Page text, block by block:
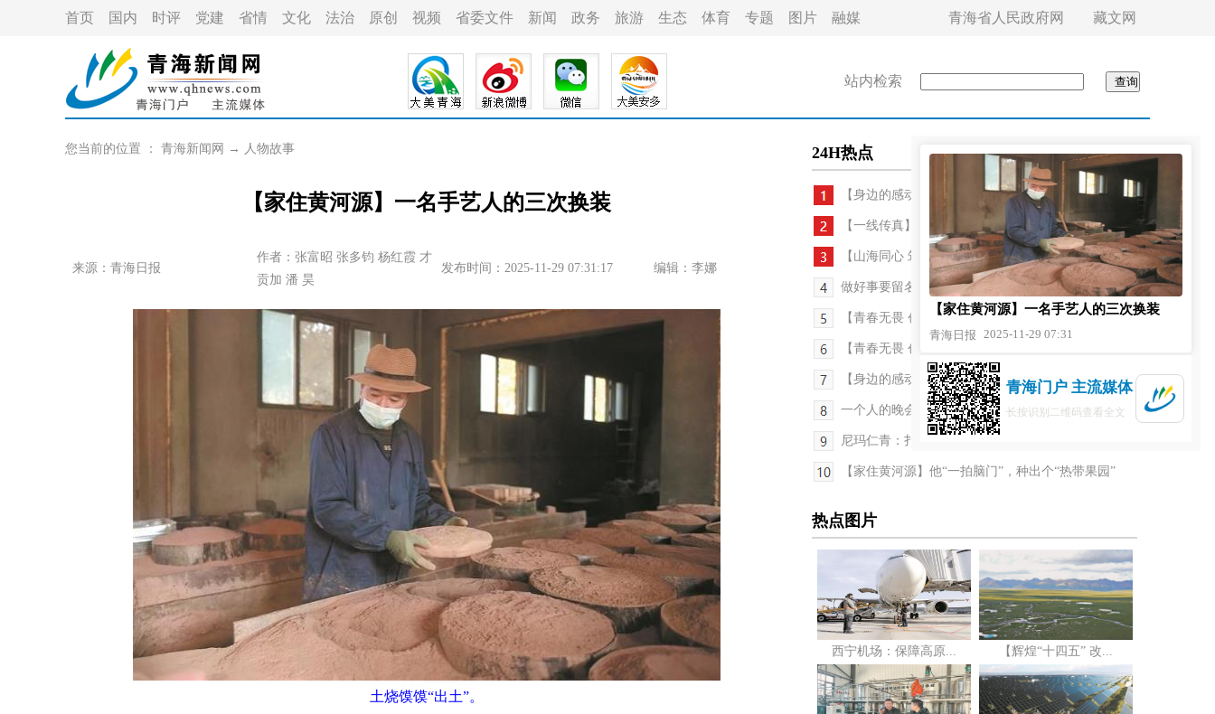
首页 国内 时评 党建 省情 文化 法治 原创 视频 省委文件 新闻 政务 旅游 生态 体育 专题 图片 融媒 青海省人民政府网 藏文网
站内检索
您当前的位置 ： 青海新闻网 → 人物故事
【家住黄河源】一名手艺人的三次换装
来源：青海日报
作者： 张富昭 张多钧 杨红霞 才
贡加 潘 昊
发布时间：2025-11-29 07:31:17 编辑：李娜
土烧馍馍“出土”。
24H热点
【身边的感动】冬日疾驰！5小时生命竞速——记...
【一线传真】履职为民绽芳华
【山海同心 筑梦青海·援青故事】光明，在晨光中绽放
做好事要留名，他获万千点赞——“西宁新韵 时代华...
【青春无畏 创业有路】青年逐梦 照亮创业星河
【青春无畏 创业有路】当青年匠心遇上老辈手艺
【身边的感动】一片丹心映雪域——记第五届青海省...
一个人的晚会
尼玛仁青：扎根高原28年点亮法治微光
【家住黄河源】他“一拍脑门”，种出个“热带果园”
热点图片
西宁机场：保障高原... 【辉煌“十四五” 改...
【家住黄河源】一名手艺人的三次换装
青海日报 2025-11-29 07:31
青海门户 主流媒体
长按识别二维码查看全文